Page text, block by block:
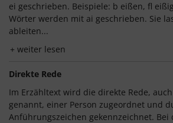
ei geschrieben. Beispiele: b eißen, fl
Wörter werden mit ai geschrieben. Sie
ableiten...
weiter lesen
Direkte Rede
Im Erzähltext wird die direkte Rede,
genannt, einer Person zugeordnet und
Anführungszeichen gekennzeichnet. Bei